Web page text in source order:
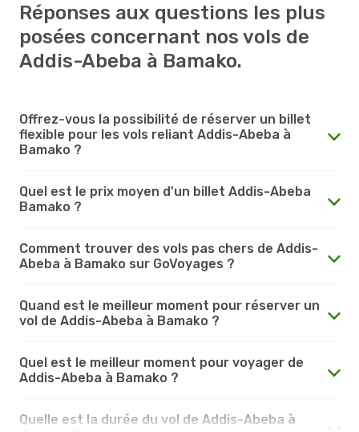
Réponses aux questions les plus
posées concernant nos vols de
Addis-Abeba à Bamako.
Offrez-vous la possibilité de réserver un billet
flexible pour les vols reliant Addis-Abeba à
Bamako ?
Quel est le prix moyen d'un billet Addis-Abeba
Bamako ?
Comment trouver des vols pas chers de Addis-
Abeba à Bamako sur GoVoyages ?
Quand est le meilleur moment pour réserver un
vol de Addis-Abeba à Bamako ?
Quel est le meilleur moment pour voyager de
Addis-Abeba à Bamako ?
Quelle est la durée du vol de Addis-Abeba à